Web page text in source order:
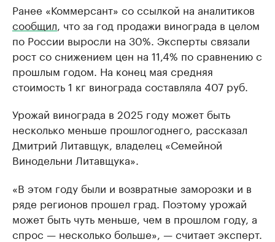
Ранее «Коммерсант» со ссылкой на аналитиков
сообщил , что за год продажи винограда в целом
по России выросли на 30%. Эксперты связали
рост со снижением цен на 11,4% по сравнению с
прошлым годом. На конец мая средняя
стоимость 1 кг винограда составляла 407 руб.
Урожай винограда в 2025 году может быть
несколько меньше прошлогоднего, рассказал
Дмитрий Литавщук, владелец «Семейной
Винодельни Литавщука».
«В этом году были и возвратные заморозки и в
ряде регионов прошел град. Поэтому урожай
может быть чуть меньше, чем в прошлом году, а
спрос — несколько больше», — считает эксперт.